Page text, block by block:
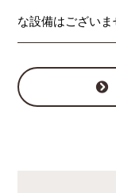
な設備はございま